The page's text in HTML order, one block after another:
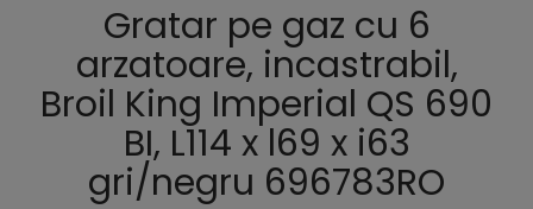
Gratar pe gaz cu 6
arzatoare, incastrabil,
Broil King Imperial QS 690
BI, L114 x l69 x i63
gri/negru 696783RO